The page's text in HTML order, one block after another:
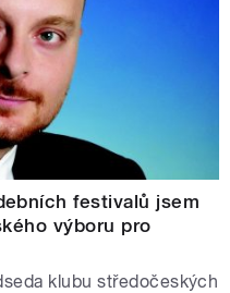
festivalů jsem
výboru pro
klubu středočeských